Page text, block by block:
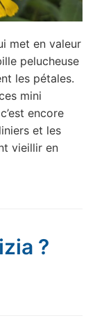
met en valeur
pelucheuse
les pétales.
mini
encore
et les
vieillir en
?